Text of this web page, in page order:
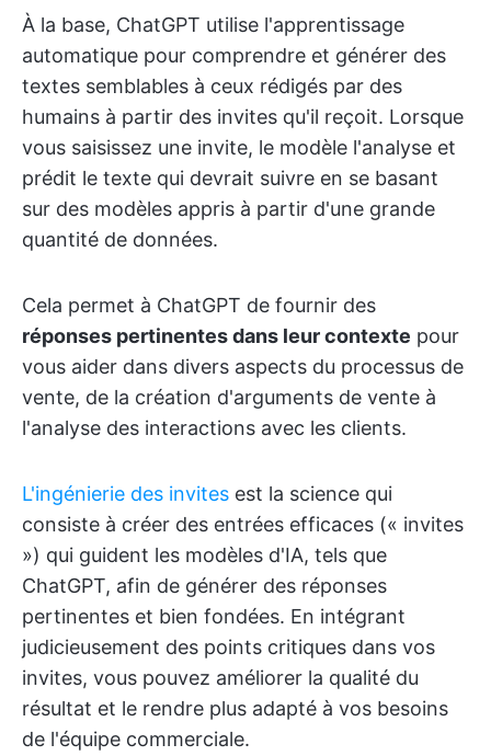
À la base, ChatGPT utilise l'apprentissage
automatique pour comprendre et générer des
textes semblables à ceux rédigés par des
humains à partir des invites qu'il reçoit. Lorsque
vous saisissez une invite, le modèle l'analyse et
prédit le texte qui devrait suivre en se basant
sur des modèles appris à partir d'une grande
quantité de données.
Cela permet à ChatGPT de fournir des
réponses pertinentes dans leur contexte pour
vous aider dans divers aspects du processus de
vente, de la création d'arguments de vente à
l'analyse des interactions avec les clients.
L'ingénierie des invites est la science qui
consiste à créer des entrées efficaces (« invites
») qui guident les modèles d'IA, tels que
ChatGPT, afin de générer des réponses
pertinentes et bien fondées. En intégrant
judicieusement des points critiques dans vos
invites, vous pouvez améliorer la qualité du
résultat et le rendre plus adapté à vos besoins
de l'équipe commerciale.